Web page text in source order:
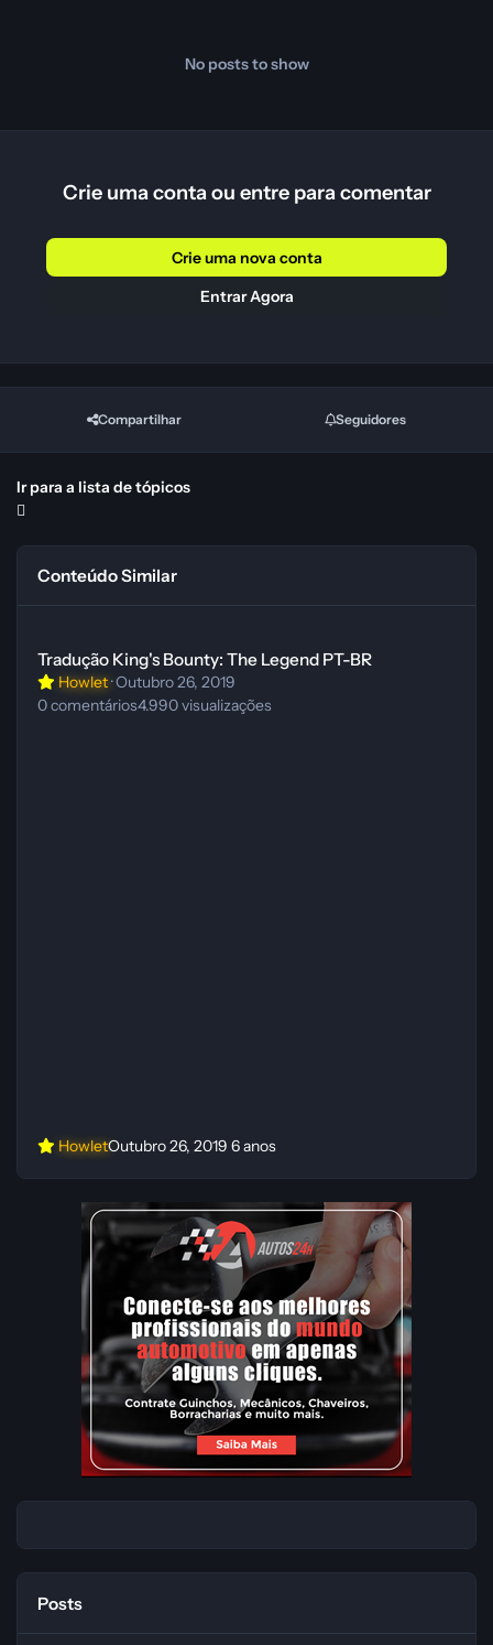
No posts to show
Crie uma conta ou entre para comentar
Crie uma nova conta
Entrar Agora
Compartilhar Seguidores
Ir para a lista de tópicos
Conteúdo Similar
Tradução King's Bounty: The Legend PT-BR
Howlet·Outubro 26, 2019
0comentários4.990visualizações
HowletOutubro 26, 20196 anos
Posts